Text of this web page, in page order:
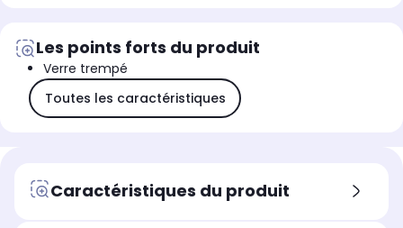
Les points forts du produit
Verre trempé
Toutes les caractéristiques
Caractéristiques du produit